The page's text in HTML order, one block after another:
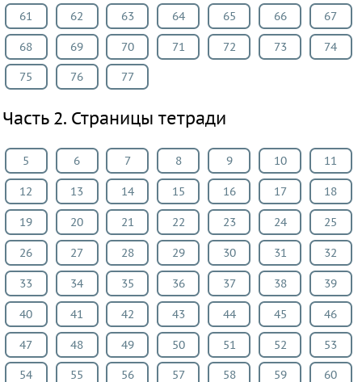
язык
Французский
язык
Биология
Информатика
ОБЖ
География
ИЗО
Литература
Обществознание
Черчение
Экология
Технология
Испанский
язык
Искусство
61 62 63 64 65 66 67
68 69 70 71 72 73 74
75 76 77
Часть 2. Страницы тетради
5 6 7 8 9 10 11
12 13 14 15 16 17 18
19 20 21 22 23 24 25
26 27 28 29 30 31 32
33 34 35 36 37 38 39
40 41 42 43 44 45 46
47 48 49 50 51 52 53
54 55 56 57 58 59 60